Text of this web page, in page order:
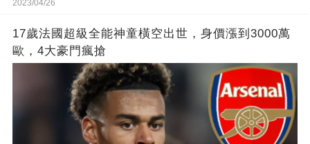
2023/04/26
17歲法國超級全能神童橫空出世，身價漲到3000萬
歐，4大豪門瘋搶